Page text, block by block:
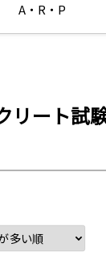
A・R・P
リート試